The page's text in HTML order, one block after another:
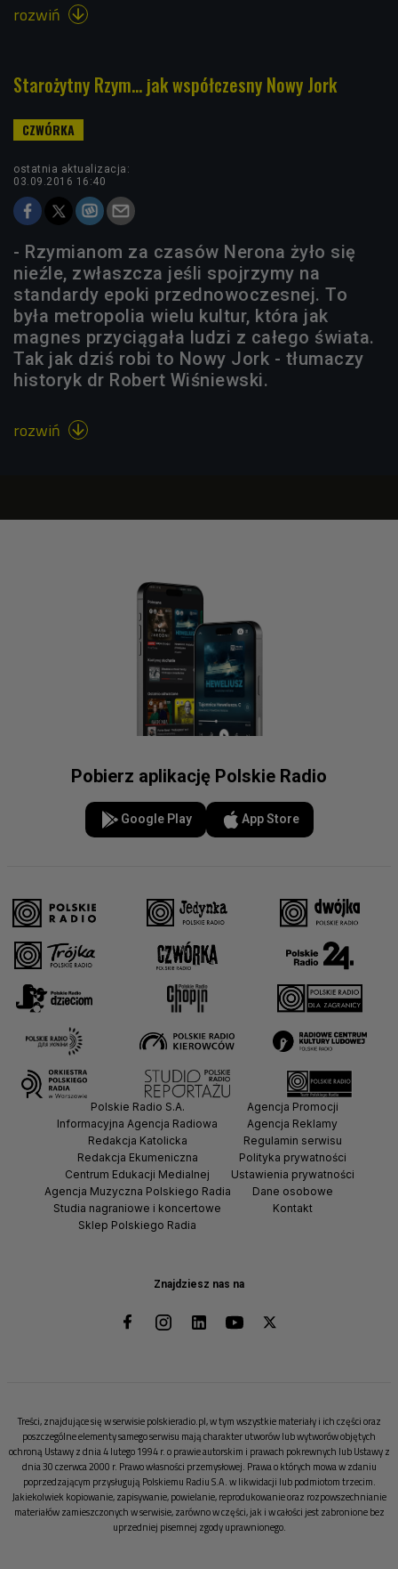
rozwiń 
Starożytny Rzym... jak współczesny Nowy Jork
ostatnia aktualizacja:
03.09.2016 16:40
- Rzymianom za czasów Nerona żyło się
nieźle, zwłaszcza jeśli spojrzymy na
standardy epoki przednowoczesnej. To
była metropolia wielu kultur, która jak
magnes przyciągała ludzi z całego świata.
Tak jak dziś robi to Nowy Jork - tłumaczy
historyk dr Robert Wiśniewski.
rozwiń 
Pobierz aplikację Polskie Radio
Google Play App Store
Znajdziesz nas na
Polskie Radio S.A.
Informacyjna Agencja Radiowa
Redakcja Katolicka
Redakcja Ekumeniczna
Centrum Edukacji Medialnej
Agencja Muzyczna Polskiego Radia
Studia nagraniowe i koncertowe
Sklep Polskiego Radia
Agencja Promocji
Agencja Reklamy
Regulamin serwisu
Polityka prywatności
Ustawienia prywatności
Dane osobowe
Kontakt
Treści, znajdujące się w serwisie polskieradio.pl, w tym wszystkie materiały i ich części oraz
poszczególne elementy samego serwisu mają charakter utworów lub wytworów objętych
ochroną Ustawy z dnia 4 lutego 1994 r. o prawie autorskim i prawach pokrewnych lub Ustawy z
dnia 30 czerwca 2000 r. Prawo własności przemysłowej. Prawa o których mowa w zdaniu
poprzedzającym przysługują Polskiemu Radiu S.A. w likwidacji lub podmiotom trzecim.
Jakiekolwiek kopiowanie, zapisywanie, powielanie, reprodukowanie oraz rozpowszechnianie
materiałów zamieszczonych w serwisie, zarówno w części, jak i w całości jest zabronione bez
uprzedniej pisemnej zgody uprawnionego.